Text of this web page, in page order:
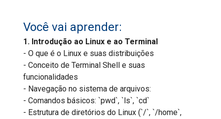
Você vai aprender:
1. Introdução ao Linux e ao Terminal
- O que é o Linux e suas distribuições
- Conceito de Terminal Shell e suas
funcionalidades
- Navegação no sistema de arquivos:
- Comandos básicos: `pwd`, `ls`, `cd`
- Estrutura de diretórios do Linux (`/`, `/home`,